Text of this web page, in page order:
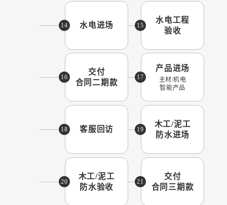
14 水电进场 15
水电工程
验收
16
交付
合同二期款
17
产品进场
主材/机电
智能产品
18 客服回访 19
木工/泥工
防水进场
20
木工/泥工
防水验收
21
交付
合同三期款